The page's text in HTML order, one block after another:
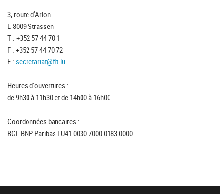
3, route d'Arlon
L-8009 Strassen
T : +352 57 44 70 1
F : +352 57 44 70 72
E : secretariat@flt.lu
Heures d'ouvertures :
de 9h30 à 11h30 et de 14h00 à 16h00
Coordonnées bancaires :
BGL BNP Paribas LU41 0030 7000 0183 0000